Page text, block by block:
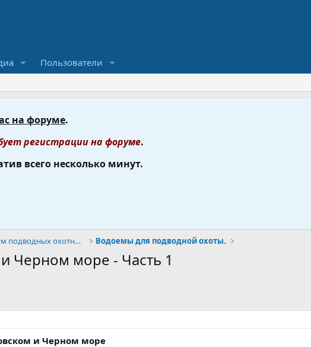
Пользователи
на форуме.
регистрации на форуме.
всего несколько минут.
Подводная охота, форум подводных охотников. Водоемы для подводной охоты.
Черном море - Часть 1
и Черном море